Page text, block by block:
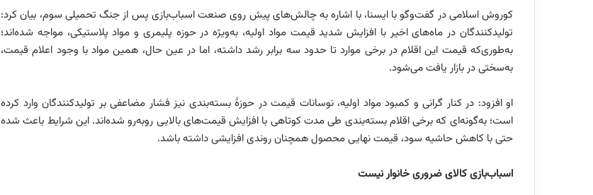
کوروش اسلامی در گفت‌وگو با ایسنا، با اشاره به چالش‌های پیش ‌روی صنعت اسباب‌بازی پس از جنگ تحمیلی سوم، بیان کرد:
تولیدکنندگان در ماه‌های اخیر با افزایش شدید قیمت مواد اولیه، به‌ویژه در حوزه پلیمری و مواد پلاستیکی، مواجه شده‌اند؛
به‌طوری‌که قیمت این اقلام در برخی موارد تا حدود سه برابر رشد داشته، اما در عین حال، همین مواد با وجود اعلام قیمت،
به‌سختی در بازار یافت می‌شود.
او افزود: در کنار گرانی و کمبود مواد اولیه، نوسانات قیمت در حوزۀ بسته‌بندی نیز فشار مضاعفی بر تولیدکنندگان وارد کرده
است؛ به‌گونه‌ای که برخی اقلام بسته‌بندی طی مدت کوتاهی با افزایش قیمت‌های بالایی روبه‌رو شده‌اند. این شرایط باعث شده
حتی با کاهش حاشیه سود، قیمت نهایی محصول همچنان روندی افزایشی داشته باشد.
اسباب‌بازی کالای ضروری خانوار نیست